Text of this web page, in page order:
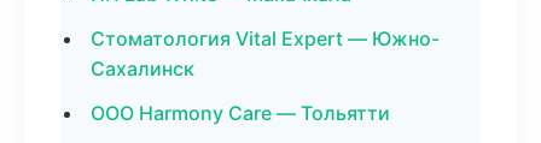
Стоматология Vital Expert — Южно-
Сахалинск
ООО Harmony Care — Тольятти